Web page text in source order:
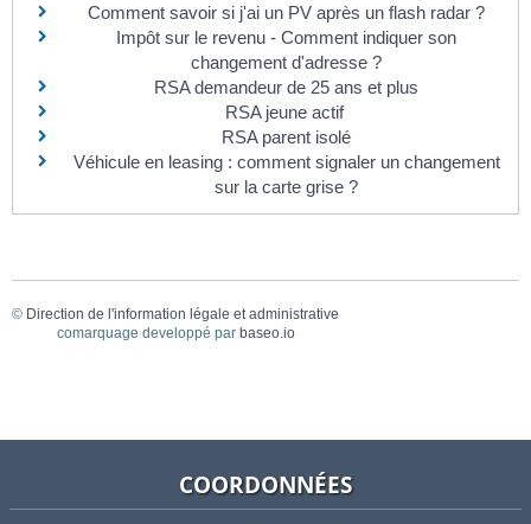
Comment savoir si j'ai un PV après un flash radar ?
Impôt sur le revenu - Comment indiquer son
changement d'adresse ?
RSA demandeur de 25 ans et plus
RSA jeune actif
RSA parent isolé
Véhicule en leasing : comment signaler un changement
sur la carte grise ?
© Direction de l'information légale et administrative
comarquage developpé par baseo.io
COORDONNÉES